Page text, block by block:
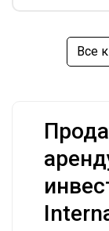
Все